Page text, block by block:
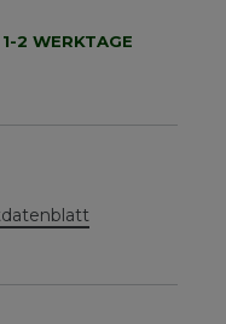
2 WERKTAGE